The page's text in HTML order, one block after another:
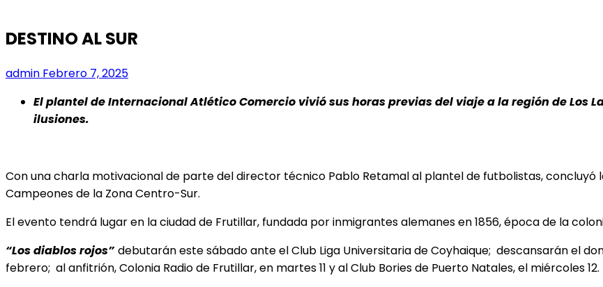
DESTINO AL SUR
admin Febrero 7, 2025
El plantel de Internacional Atlético Comercio vivió sus horas previas del viaje a la región de Los
ilusiones.
Con una charla motivacional de parte del director técnico Pablo Retamal al plantel de futbolistas,
Campeones de la Zona Centro-Sur.
El evento tendrá lugar en la ciudad de Frutillar, fundada por inmigrantes alemanes en 1856, época de la
“Los diablos rojos” debutarán este sábado ante el Club Liga Universitaria de Coyhaique; descansarán el
febrero; al anfitrión, Colonia Radio de Frutillar, en martes 11 y al Club Bories de Puerto Natales, el miércoles 12.